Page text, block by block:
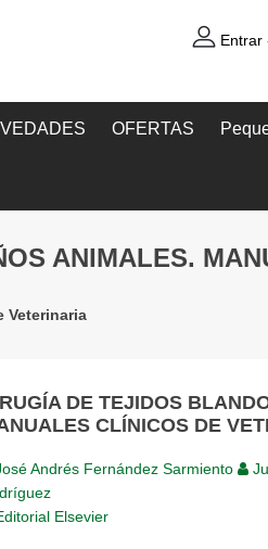
Entrar
OFERTAS
ANIMALES.
Veterinaria
DE TEJIDOS
CLÍNICOS DE
Andrés Fernández Sarmiento
Elsevier